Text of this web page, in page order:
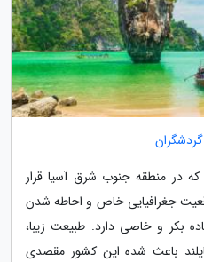
گردشگران
در منطقه جنوب شرق آسیا قرار
جغرافیایی خاص و احاطه شدن
بکر و خاصی دارد. طبیعت زیبا،
باعث شده این کشور مقصدی